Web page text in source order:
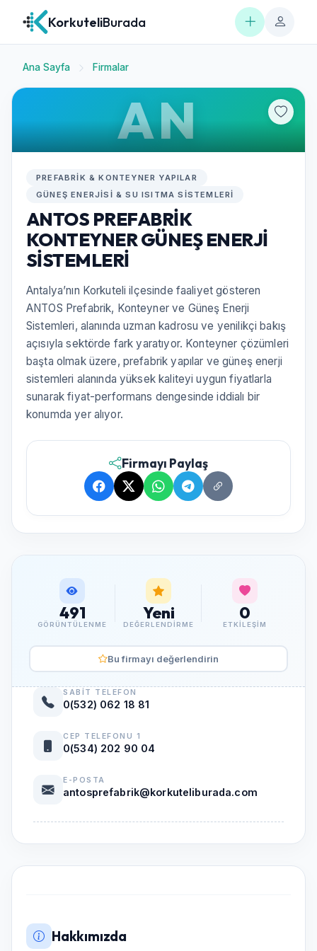
KorkuteliBurada
Ana Sayfa Firmalar
AN
PREFABRIK & KONTEYNER YAPILAR
GÜNEŞ ENERJISI & SU ISITMA SISTEMLERI
ANTOS PREFABRİK
KONTEYNER GÜNEŞ ENERJİ
SİSTEMLERİ
Antalya’nın Korkuteli ilçesinde faaliyet gösteren
ANTOS Prefabrik, Konteyner ve Güneş Enerji
Sistemleri, alanında uzman kadrosu ve yenilikçi bakış
açısıyla sektörde fark yaratıyor. Konteyner çözümleri
başta olmak üzere, prefabrik yapılar ve güneş enerji
sistemleri alanında yüksek kaliteyi uygun fiyatlarla
sunarak fiyat-performans dengesinde iddialı bir
konumda yer alıyor.
Firmayı Paylaş
Hakkımızda
491
GÖRÜNTÜLENME
Yeni
DEĞERLENDIRME
0
ETKILEŞIM
Bu firmayı değerlendirin
SABIT TELEFON
0(532) 062 18 81
CEP TELEFONU 1
0(534) 202 90 04
E-POSTA
antosprefabrik@korkuteliburada.com